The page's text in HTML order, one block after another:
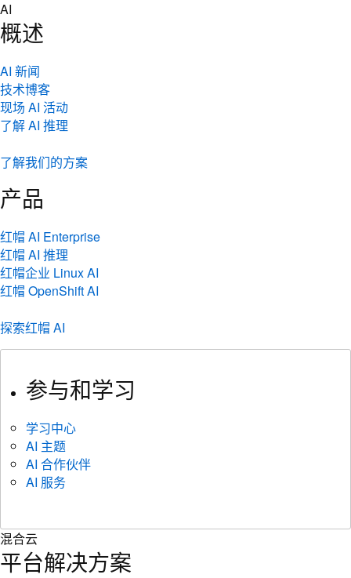
Skip
to
content
AI
概述
AI 新闻
技术博客
现场 AI 活动
了解 AI 推理
了解我们的方案
产品
红帽 AI Enterprise
红帽 AI 推理
红帽企业 Linux AI
红帽 OpenShift AI
探索红帽 AI
参与和学习
学习中心
AI 主题
AI 合作伙伴
AI 服务
混合云
平台解决方案